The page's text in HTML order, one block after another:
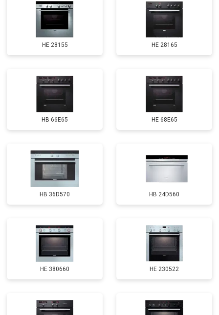
HE 28155 HE 28165
HB 66E65 HE 68E65
HB 36D570 HB 24D560
HE 380660 HE 230522